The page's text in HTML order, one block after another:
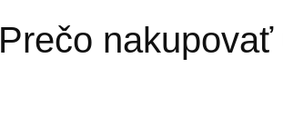
Prečo nakupovať